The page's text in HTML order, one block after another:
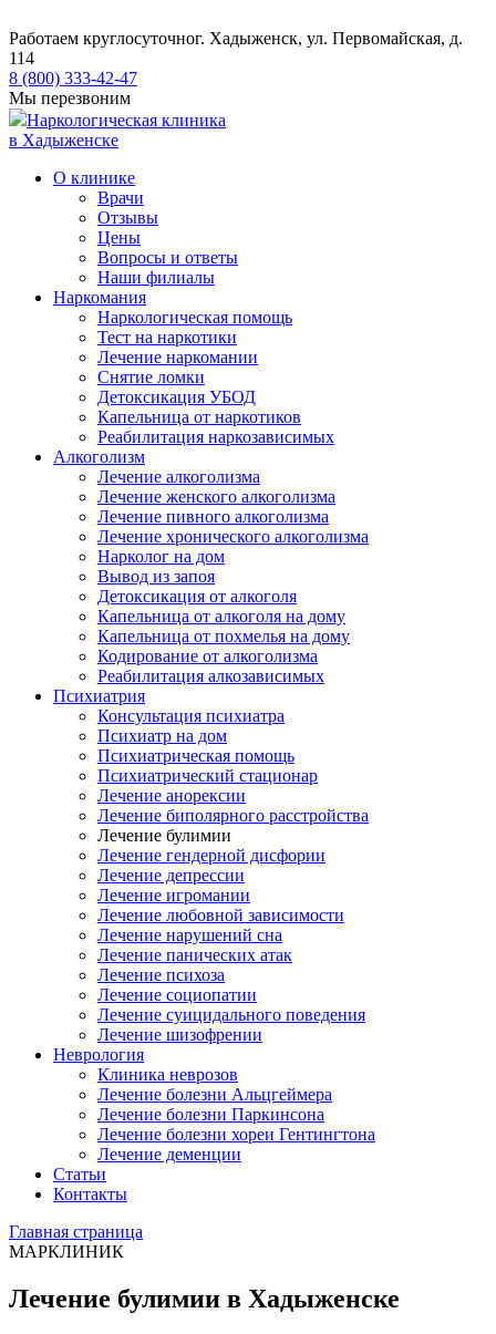
Работаем круглосуточног. Хадыженск, ул. Первомайская, д.
114
8 (800) 333-42-47
Мы перезвоним
Наркологическая клиника
в Хадыженске
О клинике
Врачи
Отзывы
Цены
Вопросы и ответы
Наши филиалы
Наркомания
Наркологическая помощь
Тест на наркотики
Лечение наркомании
Снятие ломки
​​Детоксикация УБОД
Капельница от наркотиков
Реабилитация наркозависимых
Алкоголизм
Лечение алкоголизма
Лечение женского алкоголизма
Лечение пивного алкоголизма
Лечение хронического алкоголизма
Нарколог на дом
Вывод из запоя
Детоксикация от алкоголя
Капельница от алкоголя на дому
Капельница от похмелья на дому
Кодирование от алкоголизма
Реабилитация алкозависимых
Психиатрия
Консультация психиатра
Психиатр на дом
Психиатрическая помощь
Психиатрический стационар
Лечение анорексии
Лечение биполярного расстройства
Лечение булимии
Лечение гендерной дисфории
Лечение депрессии
Лечение игромании
Лечение любовной зависимости
Лечение нарушений сна
Лечение панических атак
Лечение психоза
Лечение социопатии
Лечение суицидального поведения
Лечение шизофрении
Неврология
Клиника неврозов
Лечение болезни Альцгеймера
Лечение болезни Паркинсона
Лечение болезни хореи Гентингтона
Лечение деменции
Статьи
Контакты
Главная страница
МАРКЛИНИК
Лечение булимии в Хадыженске